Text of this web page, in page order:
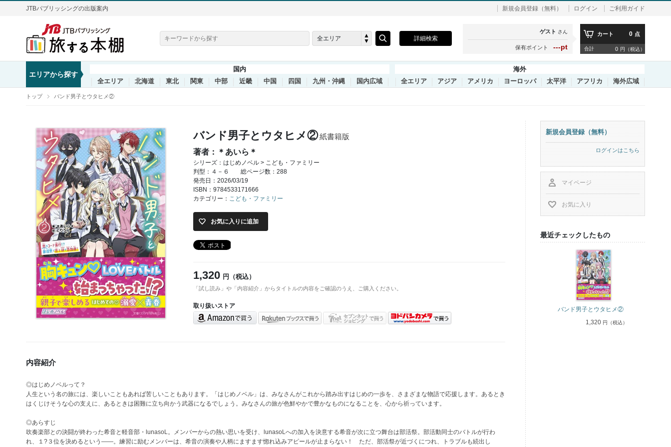
JTBパブリッシングの出版案内 新規会員登録（無料） ログイン ご利用ガイド
全エリア 詳細検索
ゲスト さん
保有ポイント ---pt
カート 0 点
合計 0 円（税込）
エリアから探す
国内
全エリア
北海道 東北 関東 中部 近畿 中国 四国 九州・沖縄 国内広域
海外
全エリア
アジア アメリカ ヨーロッパ 太平洋 アフリカ 海外広域
トップ バンド男子とウタヒメ②
バンド男子とウタヒメ②紙書籍版
著者：＊あいら＊
シリーズ：はじめノベル > こども・ファミリー
判型：４－６
総ページ数：288
発売日：2026/03/19
ISBN：9784533171666
カテゴリー： こども・ファミリー
お気に入りに追加
1,320 円（税込）
「試し読み」や「内容紹介」からタイトルの内容をご確認のうえ、ご購入ください。
取り扱いストア
内容紹介
◎はじめノベルって？
人生という名の旅には、楽しいこともあれば苦しいこともあります。「はじめノベル」は、みなさんがこれから踏み出すはじめの一歩を、さまざまな物語で応援します。あるとき
はくじけそうな心の支えに、あるときは困難に立ち向かう武器になるでしょう。みなさんの旅が色鮮やかで豊かなものになることを、心から祈っています。
◎あらすじ
吹奏楽部との決闘が終わった希音と軽音部・lunasoL。メンバーからの熱い思いを受け、lunasoLへの加入を決意する希音が次に立つ舞台は部活祭。部活動同士のバトルが行わ
れ、１?３位を決めるという――。練習に励むメンバーは、希音の演奏や人柄にますます惚れ込みアピールが止まらない！ ただ、部活祭が近づくにつれ、トラブルも続出し
新規会員登録（無料）
ログインはこちら
マイページ
お気に入り
最近チェックしたもの
バンド男子とウタヒメ②
1,320 円（税込）